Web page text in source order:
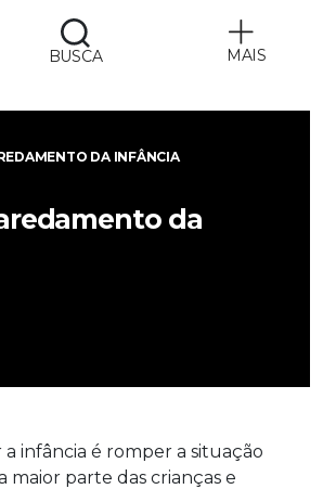
BUSCA MAIS
DA INFÂNCIA
da
infância é romper a situação
maior parte das crianças e